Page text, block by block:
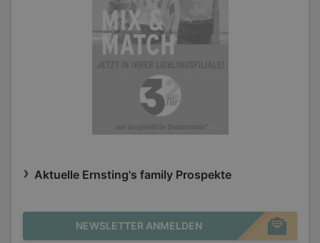
Aktuelle Ernsting's family Prospekte
NEWSLETTER ANMELDEN